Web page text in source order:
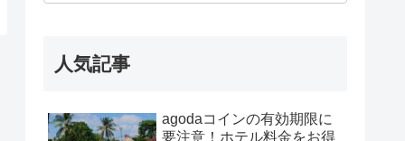
人気記事
agodaコインの有効期限に
要注意！ホテル料金をお得